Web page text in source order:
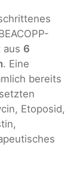
aus 6
. Eine
bereits
Etoposid,